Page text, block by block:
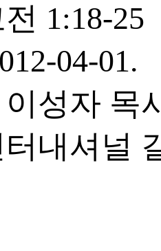
1:18-25
04-01.
성자 목
터내셔널